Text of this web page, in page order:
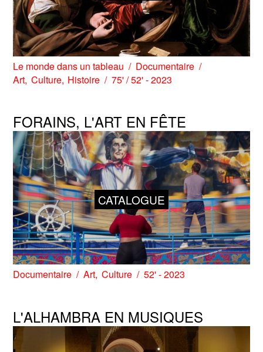
Le monde dans un tableau
Documentaire
Art Culture Histoire 75' / 52' - 2023
FORAINS, L'ART EN FÊTE
CATALOGUE
Documentaire Art Culture 52' - 2023
L'ALHAMBRA EN MUSIQUES